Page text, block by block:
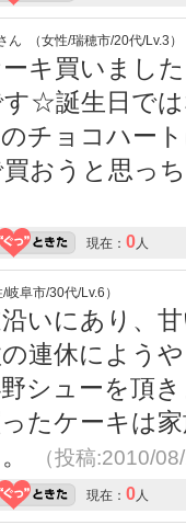
ん （女性/瑞穂市/20代/Lv.3）
キ買いまし
す☆誕生日で
のチョコハー
買おうと思っ
現在： 0人
阜市/30代/Lv.6）
いにあり、
連休によう
シューを頂
たケーキは
（投稿:2010/
現在： 0人